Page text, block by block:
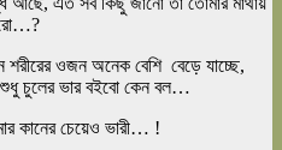
ওজন অনেক বেশি বেড়ে যাচ্ছে,
চুলের ভার বইবো কেন বল…
কানের চেয়েও ভারী… !